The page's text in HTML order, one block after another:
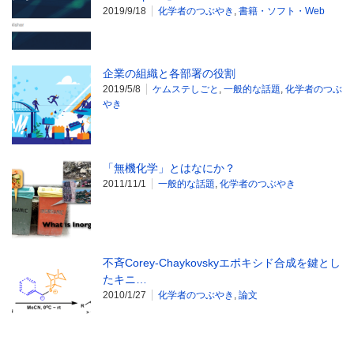
2019/9/18 化学者のつぶやき , 書籍・ソフト・Web
企業の組織と各部署の役割
2019/5/8 ケムステしごと , 一般的な話題, 化学者のつぶ
やき
「無機化学」とはなにか？
2011/11/1 一般的な話題, 化学者のつぶやき
不斉Corey-Chaykovskyエポキシド合成を鍵とし
たキニ…
2010/1/27 化学者のつぶやき , 論文